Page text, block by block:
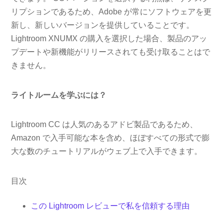
リプションであるため、Adobe が常にソフトウェアを更
新し、新しいバージョンを提供していることです。
Lightroom XNUMX の購入を選択した場合、製品のアッ
プデートや新機能がリリースされても受け取ることはで
きません。
ライトルームを学ぶには？
Lightroom CC は人気のあるアドビ製品であるため、
Amazon で入手可能な本を含め、ほぼすべての形式で膨
大な数のチュートリアルがウェブ上で入手できます。
目次
この Lightroom レビューで私を信頼する理由